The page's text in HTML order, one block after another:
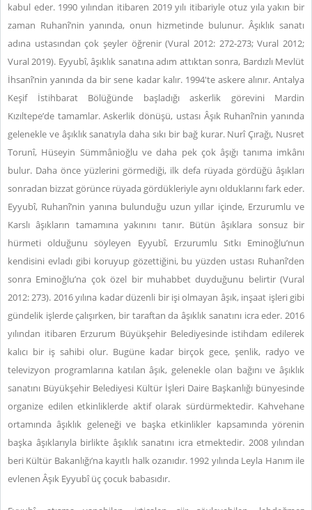
kabul eder. 1990 yılından itibaren 2019 yılı itibariyle otuz yıla yakın bir
zaman Ruhanî’nin yanında, onun hizmetinde bulunur. Âşıklık sanatı
adına ustasından çok şeyler öğrenir (Vural 2012: 272-273; Vural 2012;
Vural 2019). Eyyubî, âşıklık sanatına adım attıktan sonra, Bardızlı Mevlüt
İhsanî’nin yanında da bir sene kadar kalır. 1994'te askere alınır. Antalya
Keşif İstihbarat Bölüğünde başladığı askerlik görevini Mardin
Kızıltepe’de tamamlar. Askerlik dönüşü, ustası Âşık Ruhanî’nin yanında
gelenekle ve âşıklık sanatıyla daha sıkı bir bağ kurar. Nurî Çırağı, Nusret
Torunî, Hüseyin Sümmânioğlu ve daha pek çok âşığı tanıma imkânı
bulur. Daha önce yüzlerini görmediği, ilk defa rüyada gördüğü âşıkları
sonradan bizzat görünce rüyada gördükleriyle aynı olduklarını fark eder.
Eyyubî, Ruhanî’nin yanına bulunduğu uzun yıllar içinde, Erzurumlu ve
Karslı âşıkların tamamına yakınını tanır. Bütün âşıklara sonsuz bir
hürmeti olduğunu söyleyen Eyyubî, Erzurumlu Sıtkı Eminoğlu’nun
kendisini evladı gibi koruyup gözettiğini, bu yüzden ustası Ruhanî’den
sonra Eminoğlu’na çok özel bir muhabbet duyduğunu belirtir (Vural
2012: 273). 2016 yılına kadar düzenli bir işi olmayan âşık, inşaat işleri gibi
gündelik işlerde çalışırken, bir taraftan da âşıklık sanatını icra eder. 2016
yılından itibaren Erzurum Büyükşehir Belediyesinde istihdam edilerek
kalıcı bir iş sahibi olur. Bugüne kadar birçok gece, şenlik, radyo ve
televizyon programlarına katılan âşık, gelenekle olan bağını ve âşıklık
sanatını Büyükşehir Belediyesi Kültür İşleri Daire Başkanlığı bünyesinde
organize edilen etkinliklerde aktif olarak sürdürmektedir. Kahvehane
ortamında âşıklık geleneği ve başka etkinlikler kapsamında yörenin
başka âşıklarıyla birlikte âşıklık sanatını icra etmektedir. 2008 yılından
beri Kültür Bakanlığı’na kayıtlı halk ozanıdır. 1992 yılında Leyla Hanım ile
evlenen Âşık Eyyubî üç çocuk babasıdır.